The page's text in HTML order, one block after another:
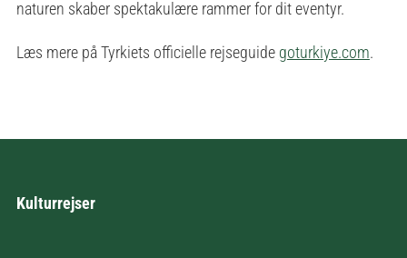
naturen skaber spektakulære rammer for dit eventyr.
Læs mere på Tyrkiets officielle rejseguide goturkiye.com.
Kulturrejser